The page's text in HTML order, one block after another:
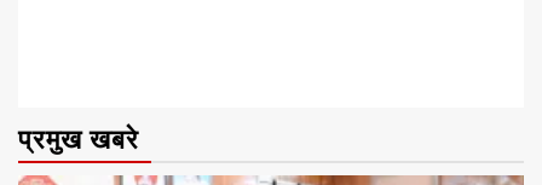
प्रमुख खबरे